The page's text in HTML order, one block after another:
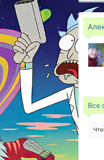
Все